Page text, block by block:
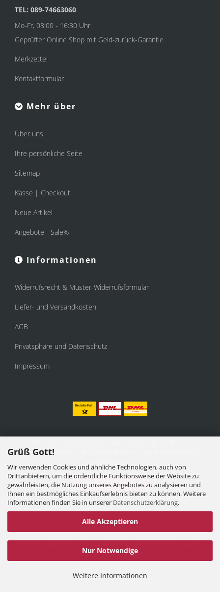
Grüß Gott!
Wir verwenden Cookies und ähnliche Technologien, auch von
Drittanbietern, um die ordentliche Funktionsweise der Website zu
gewährleisten, die Nutzung unseres Angebotes zu analysieren und
Ihnen ein bestmögliches Einkaufserlebnis bieten zu können. Weitere
Informationen finden Sie in unserer Datenschutzerklärung.
Alle Akzeptieren
Nur Notwendige
Weitere Informationen
TEL: 089-74663060
Mo-Fr, 08:00 - 16:30 Uhr
Geprüfter Online Shop mit Geld-zurück-Garantie.
Merkzettel
Kontaktformular
Mehr über
Über uns
Ihre persönliche Seite
Sitemap
Kasse | Checkout
Neue Artikel
Angebote - Sale%
Informationen
Widerrufsrecht & Muster-Widerrufsformular
Liefer- und Versandkosten
AGB
Privatsphäre und Datenschutz
Impressum
Mehrwertsteuer, zzgl.
gekennzeichnet.
Vertrag widerrufen
Internetshopby Gambio.de © 2025 Gambio ThemesXycons
Cookie Einstellungen